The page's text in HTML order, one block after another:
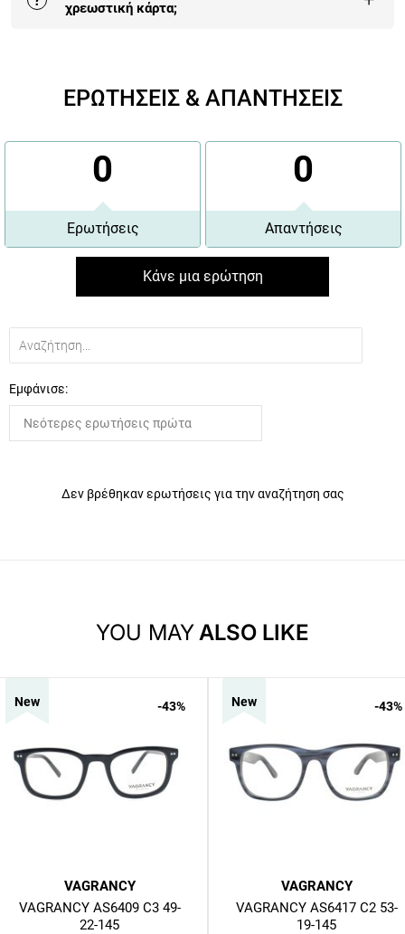
χρεωστική κάρτα;
εγγυημένη και έχει τα περισσότερα οφέλη.
ΕΡΩΤΗΣΕΙΣ & ΑΠΑΝΤΗΣΕΙΣ
0
Ερωτήσεις
0
Απαντήσεις
Κάνε μια ερώτηση
Εμφάνισε:
Δεν βρέθηκαν ερωτήσεις για την αναζήτηση σας
YOU MAYALSO LIKE
VAGRANCY
VAGRANCY AS6409 C3 49-
22-145
New -43%
VAGRANCY
VAGRANCY AS6417 C2 53-
19-145
New -43%